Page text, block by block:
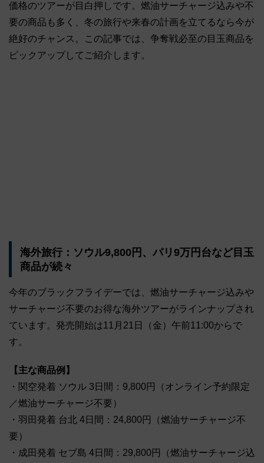
価格のツアーが目白押しです。燃油サーチャージ込みや不
要の商品も多く、冬の旅行や来春の計画を立てるなら今が
絶好のチャンス。この記事では、争奪戦必至の目玉商品を
ピックアップしてご紹介します。
海外旅行：ソウル9,800円、パリ9万円台など目玉
商品が続々
今年のブラックフライデーでは、燃油サーチャージ込みや
サーチャージ不要のお得な海外ツアーがラインナップされ
ています。発売開始は11月21日（金）午前11:00からで
す。
【主な商品例】
・関空発着 ソウル 3日間：9,800円（オンライン予約限定
／燃油サーチャージ不要）
・羽田発着 台北 4日間：24,800円（燃油サーチャージ不
要）
・成田発着 セブ島 4日間：29,800円（燃油サーチャージ込